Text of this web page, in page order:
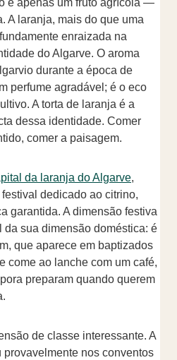
é apenas um fruto agrícola —
A laranja, mais do que uma
enraizada na
do Algarve. O aroma
durante a época de
perfume agradável; é o eco
A torta de laranja é a
dessa identidade. Comer
comer a paisagem.
da laranja do Algarve,
dedicado ao citrino,
garantida. A dimensão festiva
sua dimensão doméstica: é
que aparece em baptizados
come ao lanche com um café,
preparam quando querem
de classe interessante. A
nos conventos